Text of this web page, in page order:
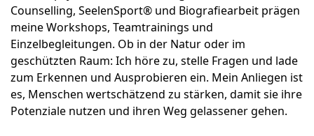
Counselling, SeelenSport® und Biografiearbeit prägen
meine Workshops, Teamtrainings und
Einzelbegleitungen. Ob in der Natur oder im
geschützten Raum: Ich höre zu, stelle Fragen und lade
zum Erkennen und Ausprobieren ein. Mein Anliegen ist
es, Menschen wertschätzend zu stärken, damit sie ihre
Potenziale nutzen und ihren Weg gelassener gehen.